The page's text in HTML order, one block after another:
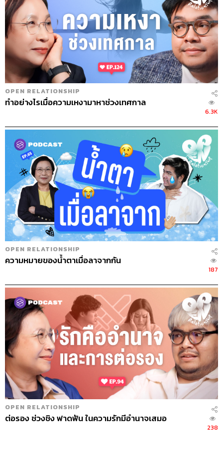
OPEN RELATIONSHIP
ทำอย่างไรเมื่อความเหงามาหาช่วงเทศกาล
6.3K
OPEN RELATIONSHIP
ความหมายของน้ำตาเมื่อลาจากกัน
187
OPEN RELATIONSHIP
ต่อรอง ช่วงชิง ฟาดฟัน ในความรักมีอำนาจเสมอ
238